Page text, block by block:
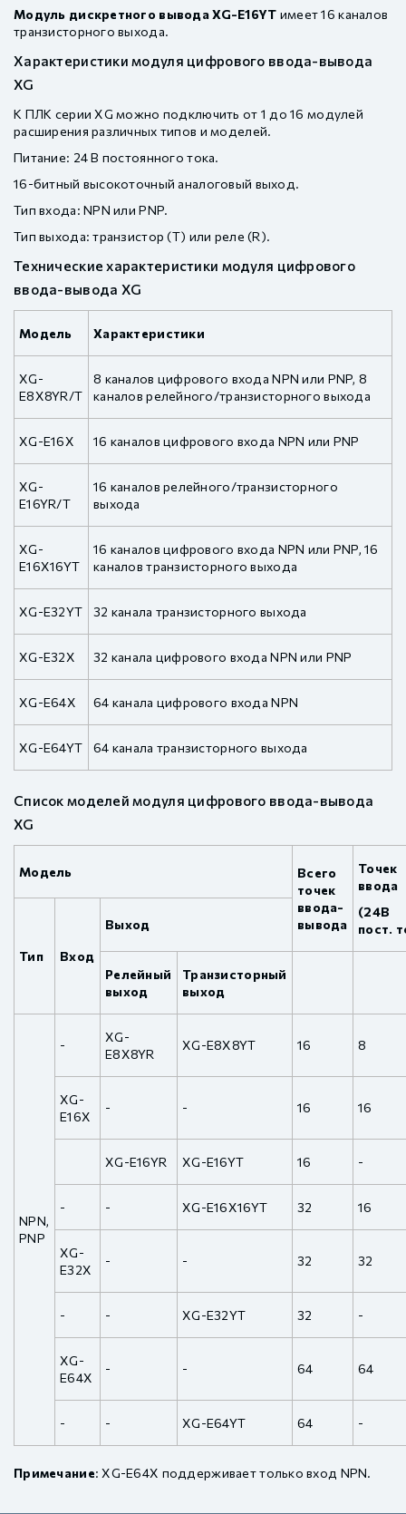
Модуль дискретного вывода XG-E16YT имеет 16 каналов
транзисторного выхода.
Характеристики модуля цифрового ввода-вывода
XG
К ПЛК серии XG можно подключить от 1 до 16 модулей
расширения различных типов и моделей.
Питание: 24 В постоянного тока.
16-битный высокоточный аналоговый выход.
Тип входа: NPN или PNP.
Тип выхода: транзистор (T) или реле (R).
Технические характеристики модуля цифрового
ввода-вывода XG
Модель Характеристики
XG-
E8X8YR/T
8 каналов цифрового входа NPN или PNP, 8
каналов релейного/транзисторного выхода
XG-E16X 16 каналов цифрового входа NPN или PNP
XG-
E16YR/T
16 каналов релейного/транзисторного
выхода
XG-
E16X16YT
16 каналов цифрового входа NPN или PNP, 16
каналов транзисторного выхода
XG-E32YT 32 канала транзисторного выхода
XG-E32X 32 канала цифрового входа NPN или PNP
XG-E64X 64 канала цифрового входа NPN
XG-E64YT 64 канала транзисторного выхода
Список моделей модуля цифрового ввода-вывода
XG
Модель
Всего
точек
ввода-
вывода
Точек
ввода
(24В
пост.
Тип
Вход
Выход
Релейный
выход
Транзисторный
выход
NPN,
PNP
-
XG-
E8X8YR
XG-E8X8YT 16 8
XG-
E16X
- - 16 16
XG-E16YR XG-E16YT 16 -
- - XG-E16X16YT 32 16
XG-
E32X
- - 32 32
- - XG-E32YT 32 -
XG-
E64X
- - 64 64
- - XG-E64YT 64 -
Примечание: XG-E64X поддерживает только вход NPN.